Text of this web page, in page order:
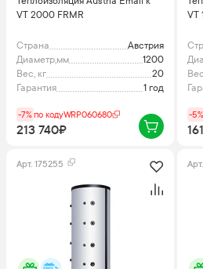
VT 2000 FRMR
Страна
Австрия
Диаметр,мм
1200
Вес, кг
20
Гарантия
1 год
-7%по кодуWRP060680
213 740₽
VT
-5%
Арт. 175255 Арт.